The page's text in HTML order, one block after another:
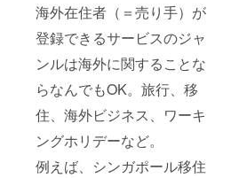
海外在住者（＝売り手）が
登録できるサービスのジャ
ンルは海外に関することな
らなんでもOK。旅行、移
住、海外ビジネス、ワーキ
ングホリデーなど。
例えば、シンガポール移住